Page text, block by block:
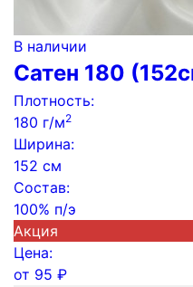
В наличии
Сатен 180
Плотность:
180 г/м2
Ширина:
152 см
Состав:
100% п/э
Акция
Цена:
от 95 ₽